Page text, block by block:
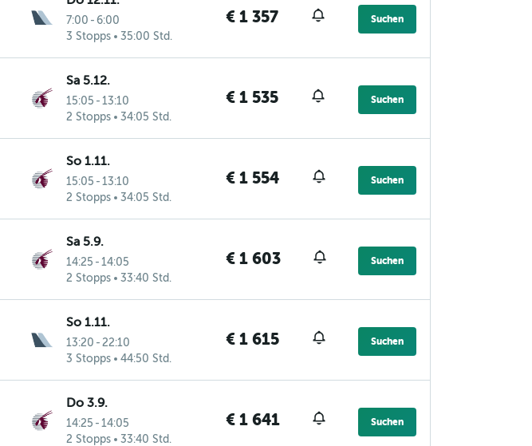
7:00 - 6:00
3 Stopps
35:00 Std.
€ 1 357 Suchen
Sa 5.12.
15:05 - 13:10
2 Stopps
34:05 Std.
€ 1 535 Suchen
So 1.11.
15:05 - 13:10
2 Stopps
34:05 Std.
€ 1 554 Suchen
Sa 5.9.
14:25 - 14:05
2 Stopps
33:40 Std.
€ 1 603 Suchen
So 1.11.
13:20 - 22:10
3 Stopps
44:50 Std.
€ 1 615 Suchen
Do 3.9.
14:25 - 14:05
2 Stopps
33:40 Std.
€ 1 641 Suchen